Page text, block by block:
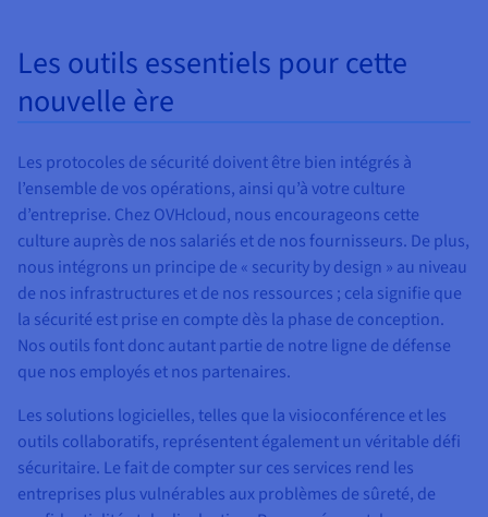
Les outils essentiels pour cette
nouvelle ère
Les protocoles de sécurité doivent être bien intégrés à
l’ensemble de vos opérations, ainsi qu’à votre culture
d’entreprise. Chez OVHcloud, nous encourageons cette
culture auprès de nos salariés et de nos fournisseurs. De plus,
nous intégrons un principe de « security by design » au niveau
de nos infrastructures et de nos ressources ; cela signifie que
la sécurité est prise en compte dès la phase de conception.
Nos outils font donc autant partie de notre ligne de défense
que nos employés et nos partenaires.
Les solutions logicielles, telles que la visioconférence et les
outils collaboratifs, représentent également un véritable défi
sécuritaire. Le fait de compter sur ces services rend les
entreprises plus vulnérables aux problèmes de sûreté, de